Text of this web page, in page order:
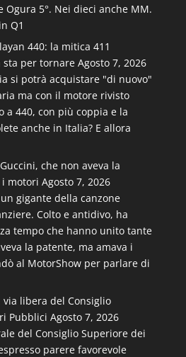
Ogura 5°. Nei dieci anche MM.
Q1
440: la mitica 411
sta per tornare Agosto 7, 2026
si potrà acquistare "di nuovo"
ma con il motore rivisto
a 440, con più coppia e la
anche in Italia? E allora
che non aveva la
i motori Agosto 7, 2026
gigante della canzone
Colto e antidivo, ha
tempo che hanno unito tante
la patente, ma amava i
al MotorShow per parlare di
via libera del Consiglio
Pubblici Agosto 7, 2026
del Consiglio Superiore dei
parere favorevole